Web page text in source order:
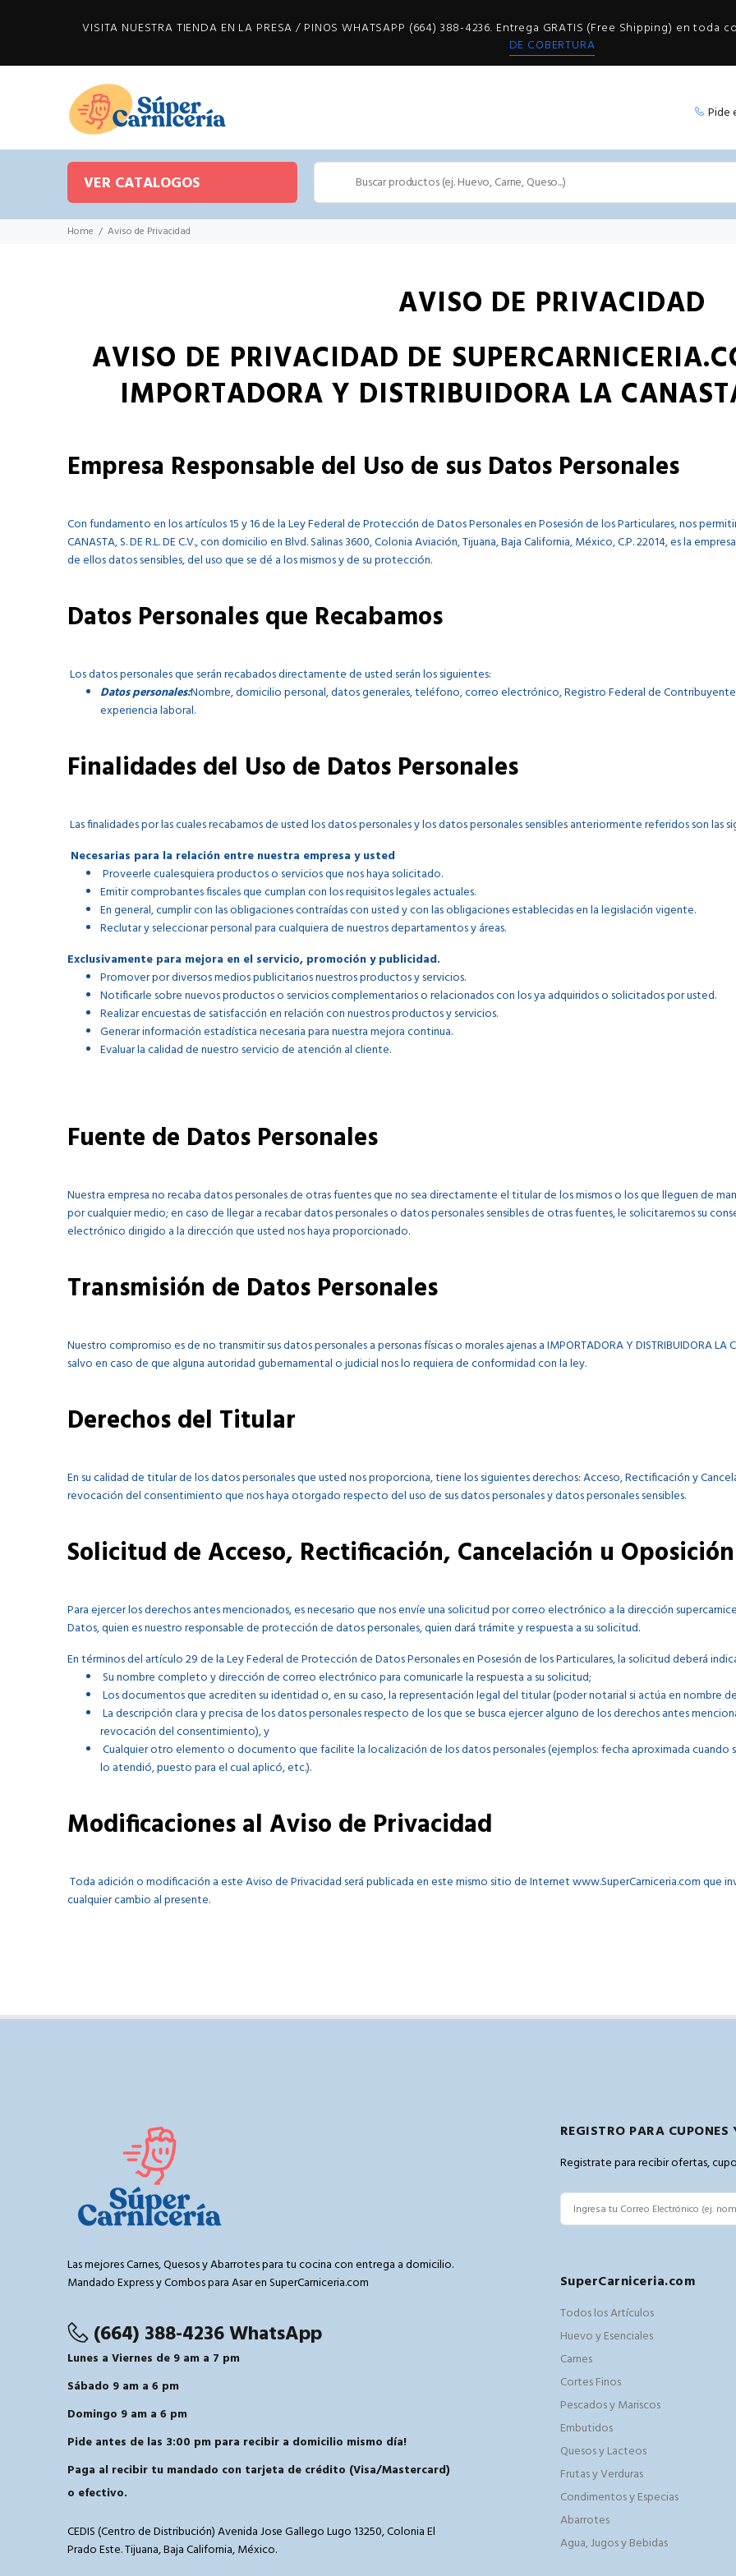
VISITA NUESTRA TIENDA EN LA PRESA / PINOS WHATSAPP (664) 388-4236. Entrega GRATIS (Free Shipping) en toda
DE COBERTURA
Pide
VER CATALOGOS
Home Aviso de Privacidad
AVISO DE PRIVACIDAD
AVISO DE PRIVACIDAD DE
IMPORTADORA Y DISTRIBUIDORA LA
Empresa Responsable del Uso de sus Datos Personales
Con fundamento en los artículos 15 y 16 de la Ley Federal de Protección de Datos Personales en Posesión de los Particulares, nos
CANASTA, S. DE R.L. DE C.V., con domicilio en Blvd. Salinas 3600, Colonia Aviación, Tijuana, Baja California, México, C.P. 22014, es la
de ellos datos sensibles, del uso que se dé a los mismos y de su protección.
Datos Personales que Recabamos
Los datos personales que serán recabados directamente de usted serán los siguientes:
Datos personales:Nombre, domicilio personal, datos generales, teléfono, correo electrónico, Registro Federal de
experiencia laboral.
Finalidades del Uso de Datos Personales
Las finalidades por las cuales recabamos de usted los datos personales y los datos personales sensibles anteriormente referidos son las
Necesarias para la relación entre nuestra empresa y usted
Proveerle cualesquiera productos o servicios que nos haya solicitado.
Emitir comprobantes fiscales que cumplan con los requisitos legales actuales.
En general, cumplir con las obligaciones contraídas con usted y con las obligaciones establecidas en la legislación vigente.
Reclutar y seleccionar personal para cualquiera de nuestros departamentos y áreas.
Exclusivamente para mejora en el servicio, promoción y publicidad.
Promover por diversos medios publicitarios nuestros productos y servicios.
Notificarle sobre nuevos productos o servicios complementarios o relacionados con los ya adquiridos o solicitados por usted.
Realizar encuestas de satisfacción en relación con nuestros productos y servicios.
Generar información estadística necesaria para nuestra mejora continua.
Evaluar la calidad de nuestro servicio de atención al cliente.
Fuente de Datos Personales
Nuestra empresa no recaba datos personales de otras fuentes que no sea directamente el titular de los mismos o los que lleguen de
por cualquier medio; en caso de llegar a recabar datos personales o datos personales sensibles de otras fuentes, le solicitaremos su
electrónico dirigido a la dirección que usted nos haya proporcionado.
Transmisión de Datos Personales
Nuestro compromiso es de no transmitir sus datos personales a personas físicas o morales ajenas a IMPORTADORA Y DISTRIBUIDORA LA
salvo en caso de que alguna autoridad gubernamental o judicial nos lo requiera de conformidad con la ley.
Derechos del Titular
En su calidad de titular de los datos personales que usted nos proporciona, tiene los siguientes derechos: Acceso, Rectificación y
revocación del consentimiento que nos haya otorgado respecto del uso de sus datos personales y datos personales sensibles.
Solicitud de Acceso, Rectificación, Cancelación u Oposición
Para ejercer los derechos antes mencionados, es necesario que nos envíe una solicitud por correo electrónico a la dirección
Datos, quien es nuestro responsable de protección de datos personales, quien dará trámite y respuesta a su solicitud.
En términos del artículo 29 de la Ley Federal de Protección de Datos Personales en Posesión de los Particulares, la solicitud deberá
Su nombre completo y dirección de correo electrónico para comunicarle la respuesta a su solicitud;
Los documentos que acrediten su identidad o, en su caso, la representación legal del titular (poder notarial si actúa en nombre
La descripción clara y precisa de los datos personales respecto de los que se busca ejercer alguno de los derechos antes
revocación del consentimiento), y
Cualquier otro elemento o documento que facilite la localización de los datos personales (ejemplos: fecha aproximada cuando
lo atendió, puesto para el cual aplicó, etc.).
Modificaciones al Aviso de Privacidad
Toda adición o modificación a este Aviso de Privacidad será publicada en este mismo sitio de Internet www.SuperCarniceria.com que
cualquier cambio al presente.
Las mejores Carnes, Quesos y Abarrotes para tu cocina con entrega a domicilio.
Mandado Express y Combos para Asar en SuperCarniceria.com
(664) 388-4236 WhatsApp
Lunes a Viernes de 9 am a 7 pm
Sábado 9 am a 6 pm
Domingo 9 am a 6 pm
Pide antes de las 3:00 pm para recibir a domicilio mismo día!
Paga al recibir tu mandado con tarjeta de crédito (Visa/Mastercard)
o efectivo.
CEDIS (Centro de Distribución) Avenida Jose Gallego Lugo 13250, Colonia El
Prado Este. Tijuana, Baja California, México.
REGISTRO PARA
Registrate para recibir ofertas,
SuperCarniceria.com
Todos los Artículos
Huevo y Esenciales
Carnes
Cortes Finos
Pescados y Mariscos
Embutidos
Quesos y Lacteos
Frutas y Verduras
Condimentos y Especias
Abarrotes
Agua, Jugos y Bebidas